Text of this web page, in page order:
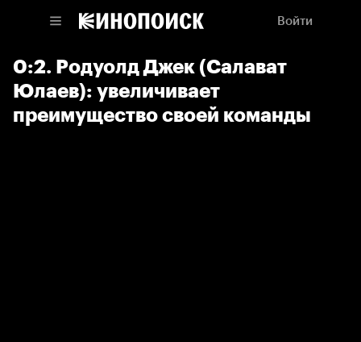
Войти
0:2. Родуолд Джек (Салават
Юлаев): увеличивает
преимущество своей команды